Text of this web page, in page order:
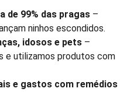
de 99% das pragas –
ninhos escondidos.
idosos e pets –
e utilizamos produtos com
e gastos com remédios